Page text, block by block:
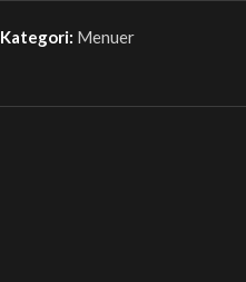
Kategori: Menuer